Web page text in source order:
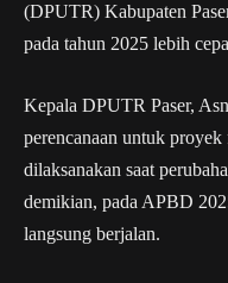
(DPUTR) Kabupaten
pada tahun 2025 lebih
Kepala DPUTR Paser,
perencanaan untuk
dilaksanakan saat
demikian, pada APBD
langsung berjalan.